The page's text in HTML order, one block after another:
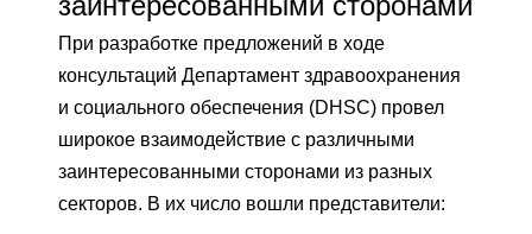
При разработке предложений в ходе
консультаций Департамент здравоохранения
и социального обеспечения (DHSC) провел
широкое взаимодействие с различными
заинтересованными сторонами из разных
секторов. В их число вошли представители: